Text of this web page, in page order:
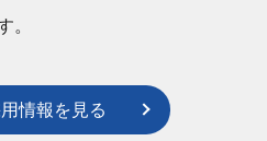
。
情報を見る